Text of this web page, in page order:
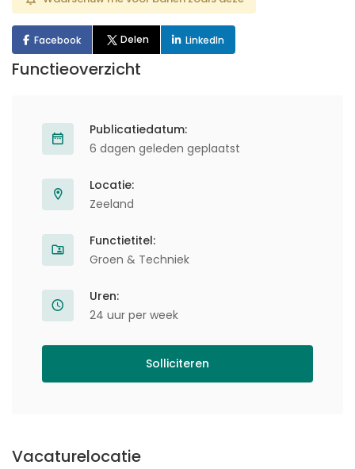
Facebook Delen LinkedIn
Functieoverzicht
Publicatiedatum:
6 dagen geleden geplaatst
Locatie:
Zeeland
Functietitel:
Groen & Techniek
Uren:
24 uur per week
Solliciteren
Vacaturelocatie